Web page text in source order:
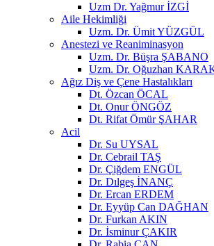
Uzm Dr. Yağmur İZGİ
Aile Hekimliği
Uzm. Dr. Ümit YÜZGÜL
Anestezi ve Reaniminasyon
Uzm. Dr. Büşra ŞABANO
Uzm. Dr. Oğuzhan
Ağız Diş ve Çene Hastalıkları
Dt. Özcan ÖCAL
Dt. Onur ÖNGÖZ
Dt. Rifat Ömür ŞAHAR
Acil
Dr. Su UYSAL
Dr. Cebrail TAŞ
Dr. Çiğdem ENGÜL
Dr. Dılgeş İNANÇ
Dr. Ercan ERDEM
Dr. Eyyüp Can DAĞHAN
Dr. Furkan AKIN
Dr. İsminur ÇAKIR